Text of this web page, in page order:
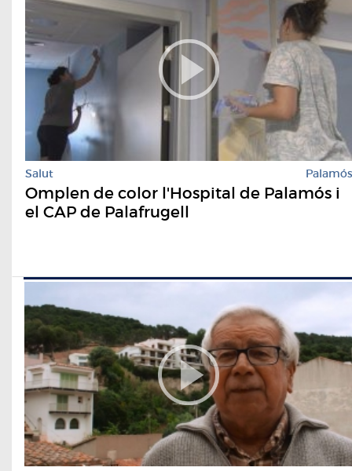
Salut Palamós
Omplen de color l'Hospital de Palamós i
el CAP de Palafrugell